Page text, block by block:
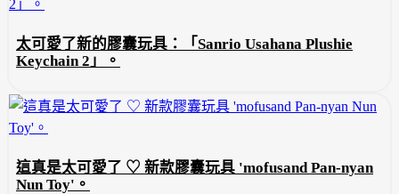
太可愛了新的膠囊玩具：「Sanrio Usahana Plushie
Keychain 2」。
這真是太可愛了 ♡ 新款膠囊玩具 'mofusand Pan-nyan
Nun Toy'。